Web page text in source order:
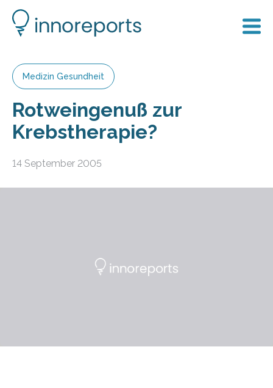
Medizin Gesundheit
Rotweingenuß zur
Krebstherapie?
14 September 2005